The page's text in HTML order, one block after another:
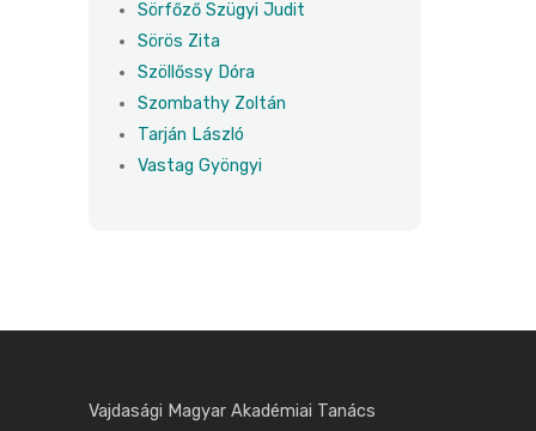
Sörfőző Szügyi Judit
Sörös Zita
Szöllőssy Dóra
Szombathy Zoltán
Tarján László
Vastag Gyöngyi
Vajdasági Magyar Akadémiai Tanács